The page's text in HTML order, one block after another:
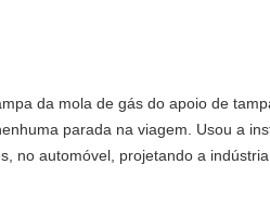
da mola de gás do apoio de
parada na viagem. Usou a
no automóvel, projetando a